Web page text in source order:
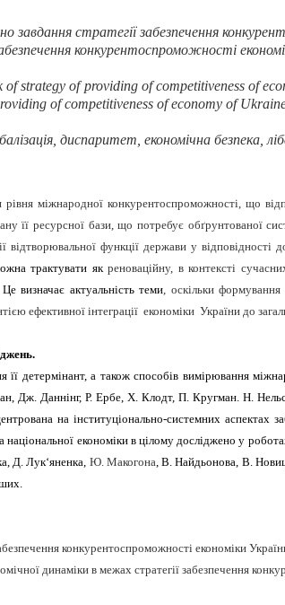
завдання стратегії забезпечення
конкурентоспроможності
of strategy of providing of competitiveness of
of competitiveness of economy of
диспаритет, економічна безпека,
міжнародної конкурентоспроможності, що
її ресурсної бази, що потребує обґрунтованої
відтворювальної функції держави у
трактувати як реноваційну, в контексті
Це визначає актуальність теми, оскільки формування
ефективної інтеграції економіки України до
її детермінант, а також способів вимірювання
Дж. Даннінг, Р. Ербе, Х. Клодт, П. Кругман. H.
на інституціонально-системних
національної економіки в цілому досліджено у
Д. Лук‘яненка, Ю. Макогона, В. Найдьонова, В.
конкурентоспроможності економіки
динаміки в межах стратегії забезпечення